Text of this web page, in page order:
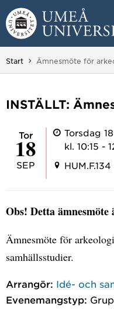
Hoppa direkt till
Huvudmenyn dold.
Start Du är här:
Ämnesmöte för
INSTÄLLT:
tor
18
SEP
Torsdag
kl. 10:15 -
Obs! Detta
Ämnesmöte för
samhällsstudier.
Arrangör: Idé- och
Evenemangstyp: